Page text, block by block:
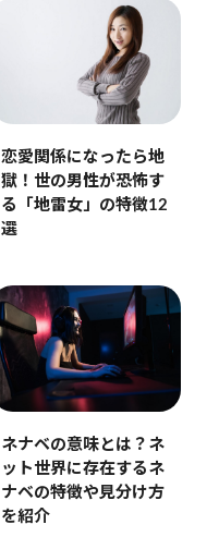
恋愛関係になったら地
獄！世の男性が恐怖す
る「地雷女」の特徴12
選
ネナベの意味とは？ネ
ット世界に存在するネ
ナベの特徴や見分け方
を紹介